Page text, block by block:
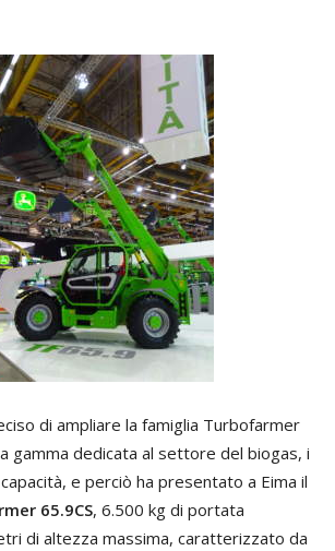
di ampliare la famiglia Turbofarmer
gamma dedicata al settore del biogas, i
e perciò ha presentato a Eima il
65.9CS, 6.500 kg di portata
di altezza massima, caratterizzato da